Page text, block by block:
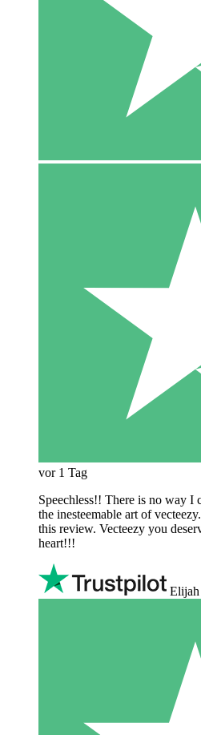
vor 1 Tag
Speechless!! There is no way I
the inesteemable art of
this review. Vecteezy you
heart!!!
Elijah